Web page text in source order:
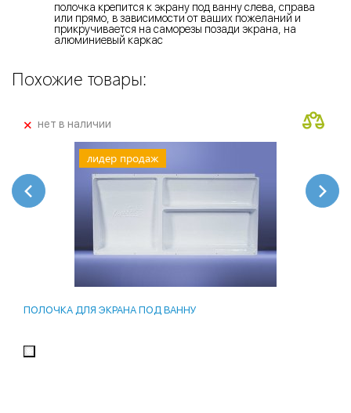
полочка крепится к экрану под ванну слева, справа
или прямо, в зависимости от ваших пожеланий и
прикручивается на саморезы позади экрана, на
алюминиевый каркас
Похожие товары:
+нет в наличии
лидер продаж
ПОЛОЧКА ДЛЯ ЭКРАНА ПОД ВАННУ